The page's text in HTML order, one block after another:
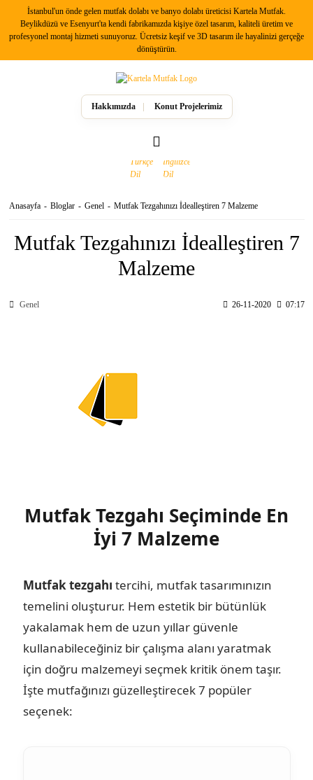
İstanbul'un önde gelen mutfak dolabı ve banyo dolabı üreticisi Kartela Mutfak.
Beylikdüzü ve Esenyurt'ta kendi fabrikamızda kişiye özel tasarım, kaliteli üretim ve
profesyonel montaj hizmeti sunuyoruz. Ücretsiz keşif ve 3D tasarım ile hayalinizi gerçeğe
dönüştürün.
Hakkımızda Konut Projelerimiz
Anasayfa Bloglar Genel Mutfak Tezgahınızı İdealleştiren 7 Malzeme
Mutfak Tezgahınızı İdealleştiren 7
Malzeme
Genel 26-11-2020 07:17
Mutfak Tezgahı Seçiminde En
İyi 7 Malzeme
Mutfak tezgahı tercihi, mutfak tasarımınızın
temelini oluşturur. Hem estetik bir bütünlük
yakalamak hem de uzun yıllar güvenle
kullanabileceğiniz bir çalışma alanı yaratmak
için doğru malzemeyi seçmek kritik önem taşır.
İşte mutfağınızı güzelleştirecek 7 popüler
seçenek:
Geri Dön
Modern Mutfak Dolapları